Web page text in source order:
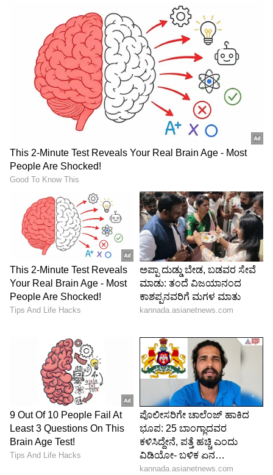
Image Credit : Getty
ಇನ್ನೊಂದು ಪಂದ್ಯ ರಾಜಸ್ಥಾನ ಗೆದ್ದರೇ ಪ್ಲೇ ಆಫ್‌ಗೆ ಲಗ್ಗೆ
ಲಖನೌ ಎದುರಿನ ಗೆಲುವಿನ ಬಳಿಕ ರಾಯಲ್ಸ್‌ ರಾಯಲ್ಸ್‌ ಈಗ
14 ಅಂಕ ಹೊಂದಿದ್ದು, ಭಾನುವಾರ ಮುಂಬೈ ವಿರುದ್ಧ ಕೊನೆ
ಪಂದ್ಯವಾಡಲಿದೆ. ಅದರಲ್ಲಿ ರಾಜಸ್ಥಾನ ಗೆದ್ದರೆ ಪ್ಲೇ-ಆಫ್‌
ಪ್ರವೇಶಿಸಲಿದ್ದು, ಇತರ 4 ತಂಡಗಳಾದ ಪಂಜಾಬ್‌, ಚೆನ್ನೈ,
ಡೆಲ್ಲಿ, ಕೋಲ್ಕತಾ ಹೊರಬೀಳಲಿವೆ.
5
5
ಕೊನೆಯ ಪಂದ್ಯ ರಾಯಲ್ಸ್ ಸೋತರೇ..?
ಈಗ ಪ್ಲೇ-ಆಫ್‌ಗೇರಿರುವ ಆರ್‌ಸಿಬಿ, ಗುಜರಾತ್‌, ಸನ್‌ರೈಸರ್ಸ್
ಹೊರತಾಗಿ 16 ಅಂಕ ಗಳಿಸುವ ಅವಕಾಶವಿರುವ ಏಕೈಕ ತಂಡ
ರಾಜಸ್ಥಾನ ರಾಯಲ್ಸ್‌. ಉಳಿದಂತೆ ಪಂಜಾಬ್‌ ಕಿಂಗ್ಸ್‌,
ಕೆಕೆಆರ್‌ಗೆ ಗರಿಷ್ಠ 15 ಅಂಕ ಗಳಿಸಬಹುದು. ಒಂದು ವೇಳೆ
ರಾಜಸ್ಥಾನ ಕೊನೆಯ ಪಂದ್ಯದಲ್ಲಿ ಸೋತರೇ, ಕೆಕೆಆರ್ ಹಾಗೂ
ಪಂಜಾಬ್‌ಗೆ ಪ್ಲೇ ಆಫ್‌ಗೇರುವ ಆಸೆಗೆ ಬಲ ಬರಲಿದೆ.